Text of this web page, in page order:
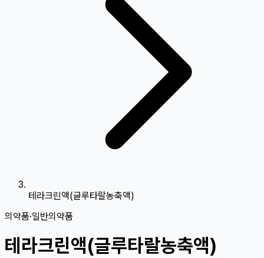
테라크린액(글루타랄농축액)
의약품·일반의약품
테라크린액(글루타랄농축액)